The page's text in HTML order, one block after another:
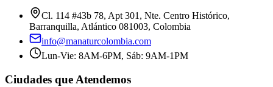
Cl. 114 #43b 78, Apt 301, Nte. Centro Histórico,
Barranquilla, Atlántico 081003, Colombia
info@manaturcolombia.com
Lun-Vie: 8AM-6PM, Sáb: 9AM-1PM
Ciudades que Atendemos